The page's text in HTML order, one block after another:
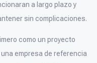
a largo plazo y
sin complicaciones.
como un proyecto
empresa de referencia